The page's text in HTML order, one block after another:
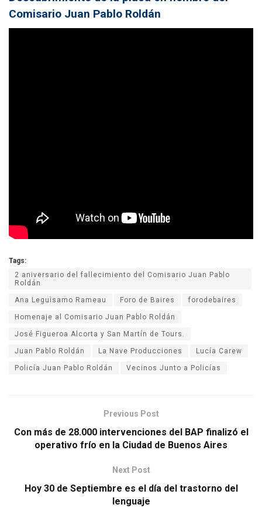
Comisario Juan Pablo Roldán
Tags:
2 aniversario del fallecimiento del Comisario Juan Pablo
Roldán
Ana Leguìsamo Rameau Foro de Baires forodebaires
Homenaje al Comisario Juan Pablo Roldán
José Figueroa Alcorta y San Martín de Tours.
Juan Pablo Roldán La Nave Producciones Lucía Carew
Policía Juan Pablo Roldán Vecinos Junto a Policías
Previous Post
Con más de 28.000 intervenciones del BAP finalizó el
operativo frío en la Ciudad de Buenos Aires
Next Post
Hoy 30 de Septiembre es el día del trastorno del
lenguaje